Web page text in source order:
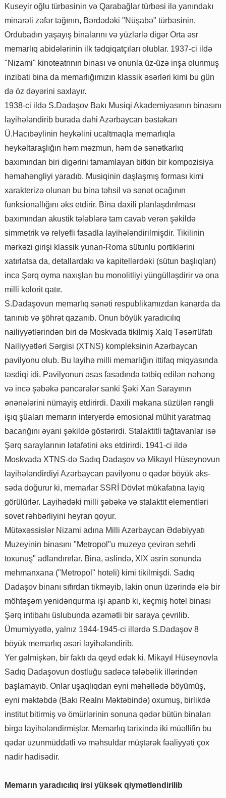
Kuseyir oğlu türbəsinin və Qarabağlar türbəsi ilə yanındakı
minarəli zəfər tağının, Bərdədəki "Nüşabə" türbəsinin,
Ordubadın yaşayış binalarını və yüzlərlə digər Orta əsr
memarlıq abidələrinin ilk tədqiqatçıları olublar. 1937-ci ildə
"Nizami" kinoteatrının binası və onunla üz-üzə inşa olunmuş
inzibati bina da memarlığımızın klassik əsərləri kimi bu gün
də öz dəyərini saxlayır.
1938-ci ildə S.Dadaşov Bakı Musiqi Akademiyasının binasını
layihələndirib burada dahi Azərbaycan bəstəkarı
Ü.Hacıbəylinin heykəlini ucaltmaqla memarlıqla
heykəltaraşlığın həm məzmun, həm də sənətkarlıq
baxımından biri digərini tamamlayan bitkin bir kompozisiya
həmahəngliyi yaradıb. Musiqinin daşlaşmış forması kimi
xarakterizə olunan bu bina təhsil və sənət ocağının
funksionallığını əks etdirir. Bina daxili planlaşdırılması
baxımından akustik tələblərə tam cavab verən şəkildə
simmetrik və relyefli fasadla layihələndirilmişdir. Tikilinin
mərkəzi girişi klassik yunan-Roma sütunlu portiklərini
xatırlatsa da, detallardakı və kapitellərdəki (sütun başlıqları)
incə Şərq oyma naxışları bu monolitliyi yüngülləşdirir və ona
milli kolorit qatır.
S.Dadaşovun memarlıq sənəti respublikamızdan kənarda da
tanınıb və şöhrət qazanıb. Onun böyük yaradıcılıq
nailiyyətlərindən biri də Moskvada tikilmiş Xalq Təsərrüfatı
Nailiyyətləri Sərgisi (XTNS) kompleksinin Azərbaycan
pavilyonu olub. Bu layihə milli memarlığın ittifaq miqyasında
təsdiqi idi. Pavilyonun əsas fasadında tətbiq edilən nəhəng
və incə şəbəkə pəncərələr sanki Şəki Xan Sarayının
ənənələrini nümayiş etdirirdi. Daxili məkana süzülən rəngli
işıq şüaları memarın interyerdə emosional mühit yaratmaq
bacarığını əyani şəkildə göstərirdi. Stalaktitli tağtavanlar isə
Şərq saraylarının lətafətini əks etdirirdi. 1941-ci ildə
Moskvada XTNS-də Sadıq Dadaşov və Mikayıl Hüseynovun
layihələndirdiyi Azərbaycan pavilyonu o qədər böyük əks-
səda doğurur ki, memarlar SSRİ Dövlət mükafatına layiq
görülürlər. Layihədəki milli şəbəkə və stalaktit elementləri
sovet rəhbərliyini heyran qoyur.
Mütəxəssislər Nizami adına Milli Azərbaycan Ədəbiyyatı
Muzeyinin binasını "Metropol"u muzeyə çevirən sehrli
toxunuş" adlandırırlar. Bina, əslində, XIX əsrin sonunda
mehmanxana ("Metropol" hoteli) kimi tikilmişdi. Sadıq
Dadaşov binanı sıfırdan tikməyib, lakin onun üzərində elə bir
möhtəşəm yenidənqurma işi aparıb ki, keçmiş hotel binası
Şərq intibahı üslubunda əzəmətli bir saraya çevrilib.
Ümumiyyətlə, yalnız 1944-1945-ci illərdə S.Dadaşov 8
böyük memarlıq əsəri layihələndirib.
Yer gəlmişkən, bir faktı da qeyd edək ki, Mikayıl Hüseynovla
Sadıq Dadaşovun dostluğu sadəcə tələbəlik illərindən
başlamayıb. Onlar uşaqlıqdan eyni məhəllədə böyümüş,
eyni məktəbdə (Bakı Realnı Məktəbində) oxumuş, birlikdə
institut bitirmiş və ömürlərinin sonuna qədər bütün binaları
birgə layihələndirmişlər. Memarlıq tarixində iki müəllifin bu
qədər uzunmüddətli və məhsuldar müştərək fəaliyyəti çox
nadir hadisədir.
Memarın yaradıcılıq irsi yüksək qiymətləndirilib